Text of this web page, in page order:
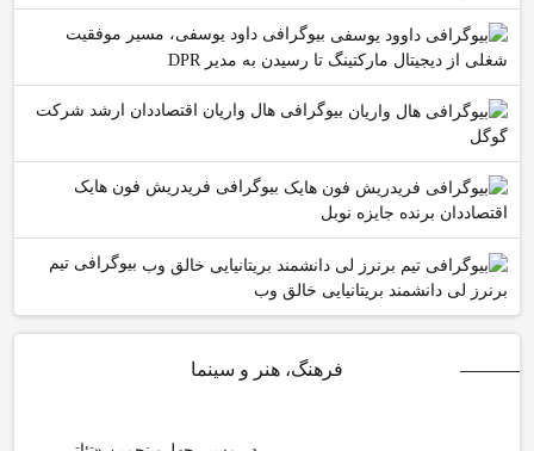
بیوگرافی داود یوسفی، مسیر موفقیت
شغلی از دیجیتال مارکتینگ تا رسیدن به مدیر DPR
بیوگرافی هال واریان اقتصاددان ارشد شرکت
گوگل
بیوگرافی فریدریش فون هایک
اقتصاددان برنده جایزه نوبل
بیوگرافی تیم
برنرز لی دانشمند بریتانیایی خالق وب
فرهنگ، هنر و سینما